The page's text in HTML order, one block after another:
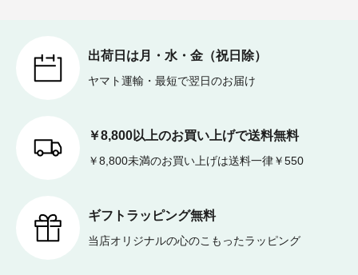
出荷日は月・水・金（祝日除）
ヤマト運輸・最短で翌日のお届け
￥8,800以上のお買い上げで送料無料
￥8,800未満のお買い上げは送料一律￥550
ギフトラッピング無料
当店オリジナルの心のこもったラッピング